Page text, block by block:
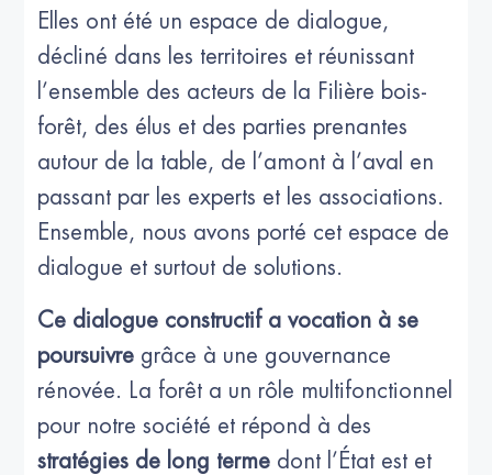
Elles ont été un espace de dialogue,
décliné dans les territoires et réunissant
l’ensemble des acteurs de la Filière bois-
forêt, des élus et des parties prenantes
autour de la table, de l’amont à l’aval en
passant par les experts et les associations.
Ensemble, nous avons porté cet espace de
dialogue et surtout de solutions.
Ce dialogue constructif a vocation à se
poursuivre grâce à une gouvernance
rénovée. La forêt a un rôle multifonctionnel
pour notre société et répond à des
stratégies de long terme dont l’État est et